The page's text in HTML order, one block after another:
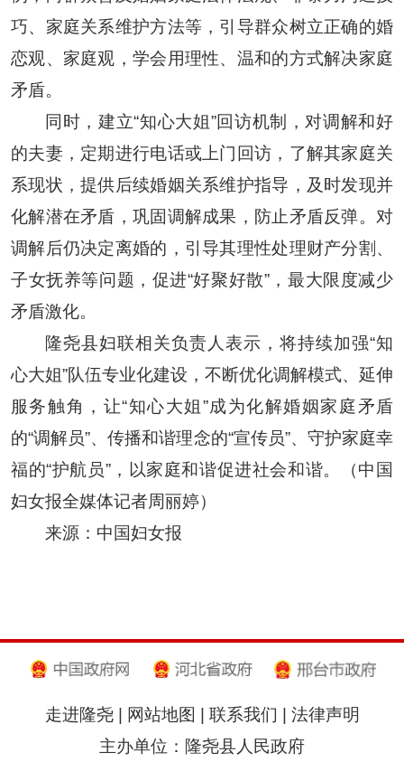
巧、家庭关系维护方法等，引导群众树立正确的婚
恋观、家庭观，学会用理性、温和的方式解决家庭
矛盾。
同时，建立“知心大姐”回访机制，对调解和好
的夫妻，定期进行电话或上门回访，了解其家庭关
系现状，提供后续婚姻关系维护指导，及时发现并
化解潜在矛盾，巩固调解成果，防止矛盾反弹。对
调解后仍决定离婚的，引导其理性处理财产分割、
子女抚养等问题，促进“好聚好散”，最大限度减少
矛盾激化。
隆尧县妇联相关负责人表示，将持续加强“知
心大姐”队伍专业化建设，不断优化调解模式、延伸
服务触角，让“知心大姐”成为化解婚姻家庭矛盾
的“调解员”、传播和谐理念的“宣传员”、守护家庭幸
福的“护航员”，以家庭和谐促进社会和谐。（中国
妇女报全媒体记者周丽婷）
来源：中国妇女报
走进隆尧| 网站地图 | 联系我们 | 法律声明
主办单位：隆尧县人民政府